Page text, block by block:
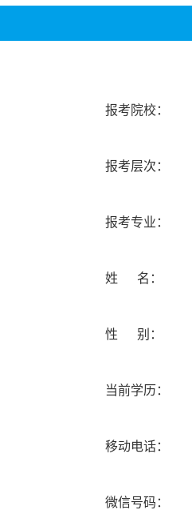
报考院校：
报考层次：
报考专业：
姓 名：
性 别：
当前学历：
移动电话：
微信号码：